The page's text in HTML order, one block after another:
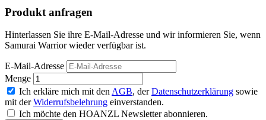
Produkt anfragen
Hinterlassen Sie ihre E-Mail-Adresse und wir informieren Sie, wenn
Samurai Warrior wieder verfügbar ist.
E-Mail-Adresse
Menge
Ich erkläre mich mit den AGB, derDatenschutzerklärung sowie
mit derWiderrufsbelehrung einverstanden.
Ich möchte den HOANZL Newsletter abonnieren.